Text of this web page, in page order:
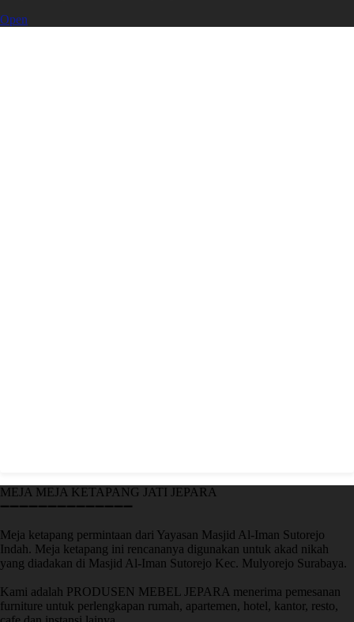
Open
MEJA MEJA KETAPANG JATI JEPARA
➖➖➖➖➖➖➖➖➖➖➖➖➖➖
Meja ketapang permintaan dari Yayasan Masjid Al-Iman Sutorejo
Indah. Meja ketapang ini rencananya digunakan untuk akad nikah
yang diadakan di Masjid Al-Iman Sutorejo Kec. Mulyorejo Surabaya.
Kami adalah PRODUSEN MEBEL JEPARA menerima pemesanan
furniture untuk perlengkapan rumah, apartemen, hotel, kantor, resto,